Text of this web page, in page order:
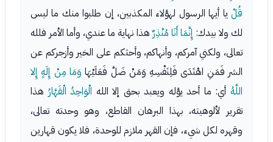
قُلْ يا أيها الرسول لهؤلاء المكذبين، إن طلبوا منك ما ليس
لك ولا بيدك: إِنَّمَا أَنَا مُنْذِرٌهذا نهاية ما عندي، وأما الأمر فلله
تعالى، ولكني آمركم، وأنهاكم، وأحثكم على الخير وأزجركم عن
الشر فَمَنِ اهْتَدَى فَلِنَفْسِهِ وَمَنْ ضَلَّ فَعَلَيْهَا وَمَا مِنْ إِلَهٍ إِلا
اللَّهُأي: ما أحد يؤله ويعبد بحق إلا الله الْوَاحِدُ الْقَهَّارُ هذا
تقرير لألوهيته، بهذا البرهان القاطع، وهو وحدته تعالى،
وقهره لكل شيء، فإن القهر ملازم للوحدة، فلا يكون قهارين